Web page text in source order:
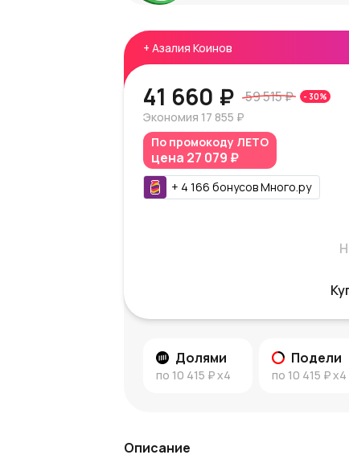
+ Азалия Коинов
41 660 ₽ 59 515 ₽ - 30%
Экономия 17 855 ₽
По промокоду ЛЕТО
цена 27 079 ₽
+ 4 166 бонусовМного.ру
Долями
по 10 415 ₽x4
Подели
по 10 415 ₽x4
Описание